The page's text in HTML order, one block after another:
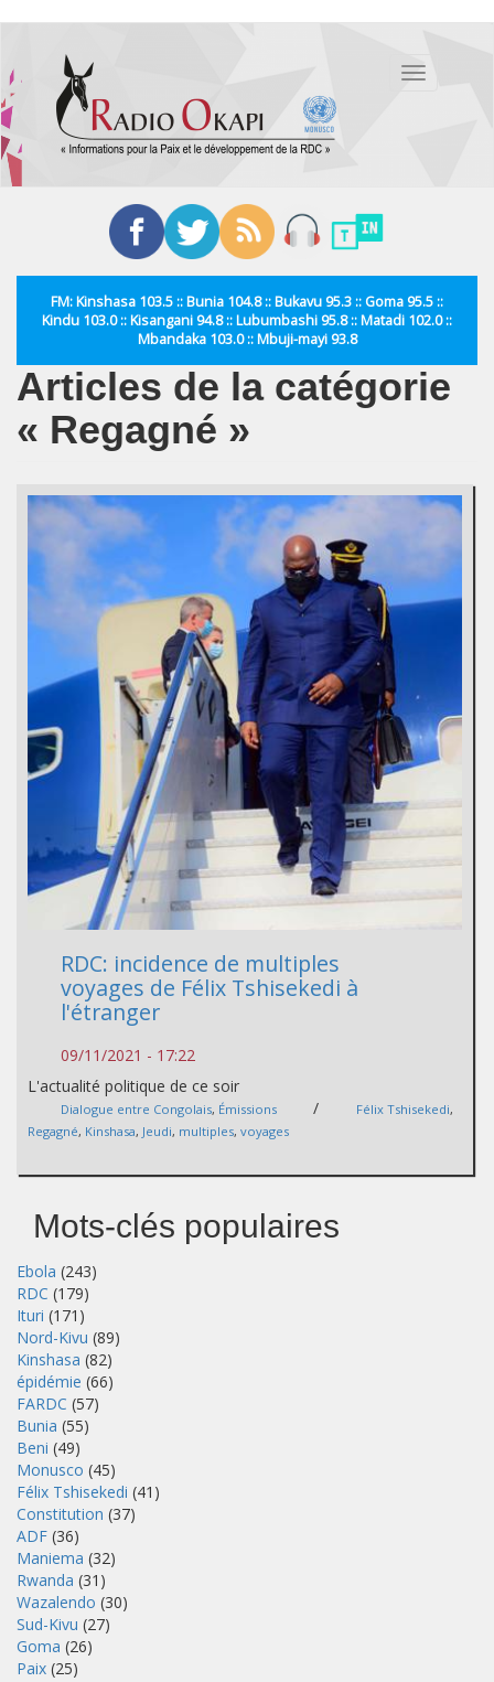
contenu
principal
Toggle
FM: Kinshasa 103.5 :: Bunia 104.8 :: Bukavu 95.3 :: Goma 95.5 ::
Kindu 103.0 :: Kisangani 94.8 :: Lubumbashi 95.8 :: Matadi 102.0 ::
Mbandaka 103.0 :: Mbuji-mayi 93.8
Articles de la catégorie
« Regagné »
RDC: incidence de multiples
voyages de Félix Tshisekedi à
l'étranger
09/11/2021 - 17:22
L'actualité politique de ce soir
Dialogue entre Congolais, Émissions / Félix Tshisekedi,
Regagné, Kinshasa, Jeudi, multiples, voyages
Mots-clés populaires
Ebola (243)
RDC (179)
Ituri (171)
Nord-Kivu (89)
Kinshasa (82)
épidémie (66)
FARDC (57)
Bunia (55)
Beni (49)
Monusco (45)
Félix Tshisekedi (41)
Constitution (37)
ADF (36)
Maniema (32)
Rwanda (31)
Wazalendo (30)
Sud-Kivu (27)
Goma (26)
Paix (25)